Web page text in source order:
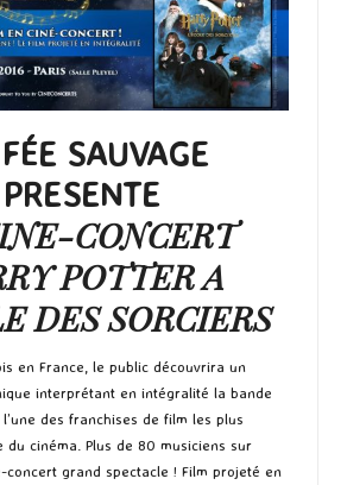
SAUVAGE
PRESENTE
CONCERT
POTTER A
DES SORCIERS
en France, le public découvrira un
interprétant en intégralité la bande
des franchises de film les plus
du cinéma. Plus de 80 musiciens sur
concert grand spectacle ! Film projeté en